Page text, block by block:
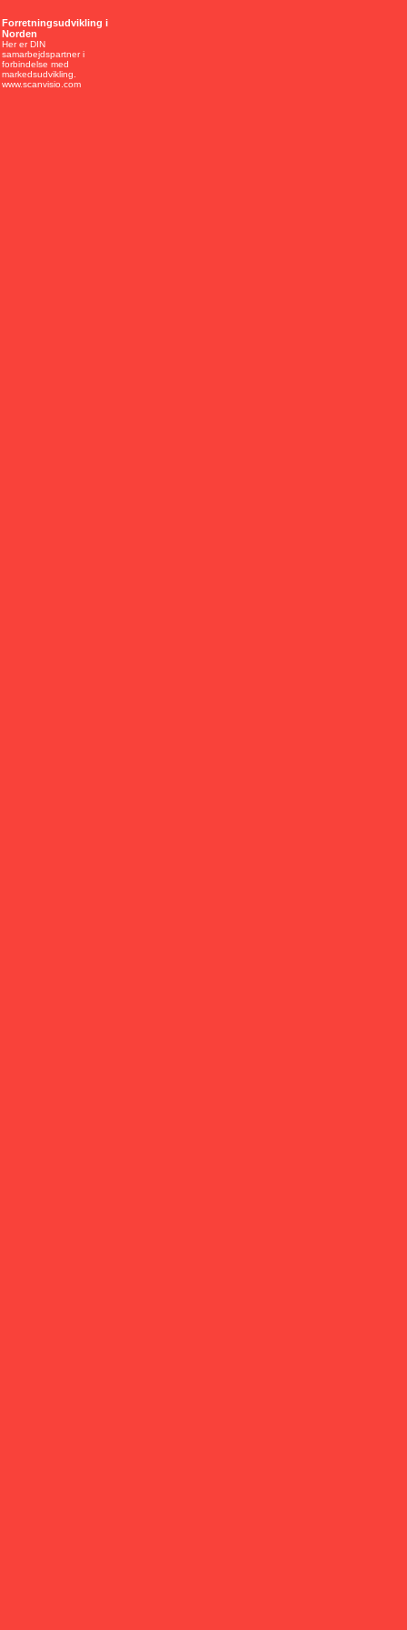
Forretningsudvikling i
Norden
Her er DIN
samarbejdspartner i
forbindelse med
markedsudvikling.
www.scanvisio.com